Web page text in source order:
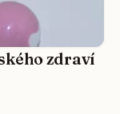
zdraví